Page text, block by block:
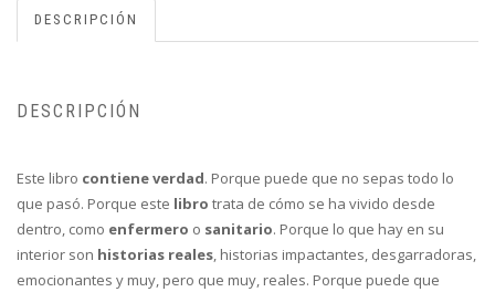
DESCRIPCIÓN
DESCRIPCIÓN
Este libro contiene verdad. Porque puede que no sepas todo lo
que pasó. Porque este libro trata de cómo se ha vivido desde
dentro, como enfermero o sanitario. Porque lo que hay en su
interior son historias reales, historias impactantes, desgarradoras,
emocionantes y muy, pero que muy, reales. Porque puede que